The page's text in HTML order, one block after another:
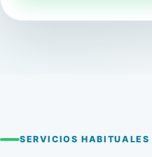
SERVICIOS HABITUALES